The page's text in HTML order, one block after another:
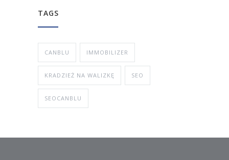
TAGS
CANBLU IMMOBILIZER
KRADZIEŻ NA WALIZKĘ SEO
SEOCANBLU